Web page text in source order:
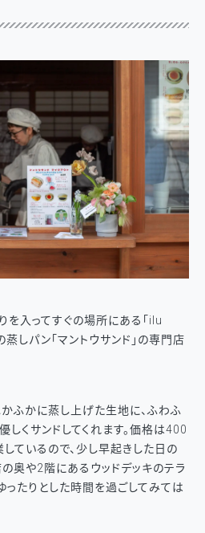
を入ってすぐの場所にある「ilu
しパン「マントウサンド」の専門店
ふかに蒸し上げた生地に、ふわふ
くサンドしてくれます。価格は400
ているので、少し早起きした日の
奥や2階にあるウッドデッキのテラ
ったりとした時間を過ごしてみては